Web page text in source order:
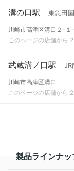
溝の口駅 東急田
川崎市高津区溝口２-１
このページの店舗から
武蔵溝ノ口駅 JR
川崎市高津区溝口
このページの店舗から
製品ラインナッ